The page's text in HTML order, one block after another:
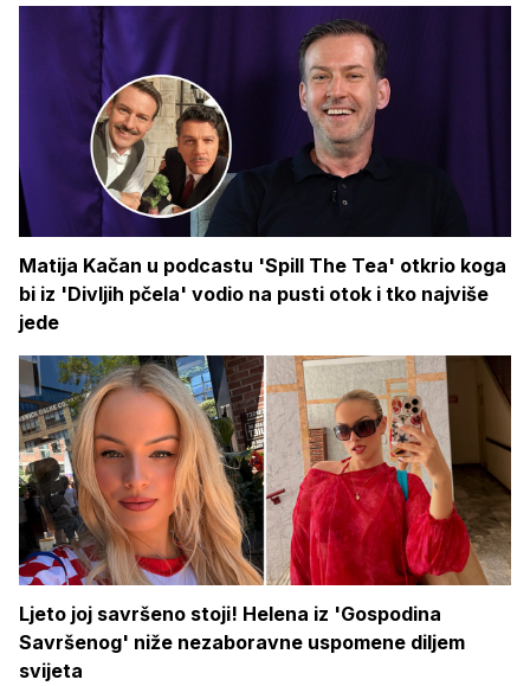
Matija Kačan u podcastu 'Spill The Tea' otkrio koga
bi iz 'Divljih pčela' vodio na pusti otok i tko najviše
jede
Ljeto joj savršeno stoji! Helena iz 'Gospodina
Savršenog' niže nezaboravne uspomene diljem
svijeta